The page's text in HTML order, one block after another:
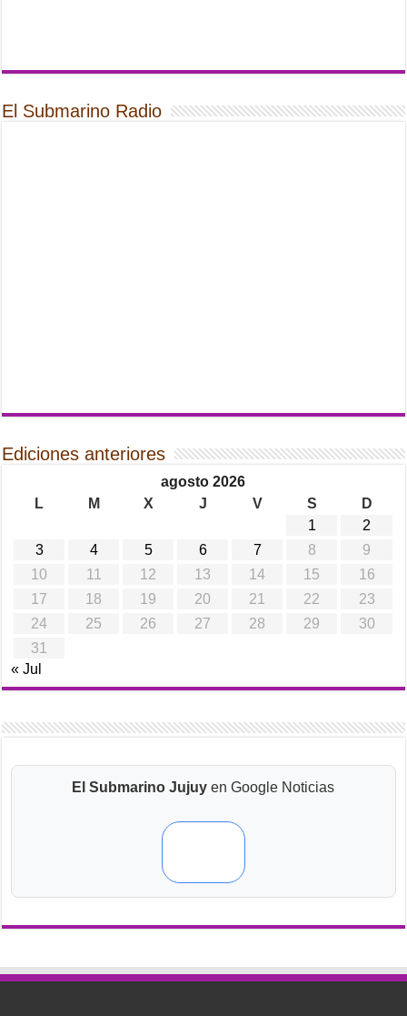
El Submarino Radio
Ediciones anteriores
agosto 2026
L
M X J V S
D
1
2
3
4 5 6 7 8
9
10
11 12 13 14 15
16
17
18 19 20 21 22
23
24
25 26 27 28 29
30
31
« Jul
El Submarino Jujuy en Google Noticias